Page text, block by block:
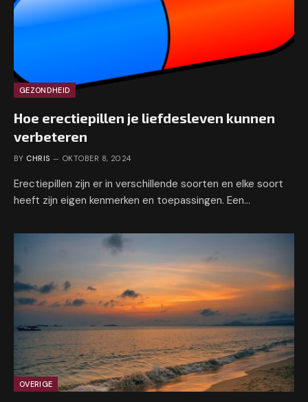
GEZONDHEID
Hoe erectiepillen je liefdesleven kunnen
verbeteren
BY CHRIS OKTOBER 8, 2024
Erectiepillen zijn er in verschillende soorten en elke soort
heeft zijn eigen kenmerken en toepassingen. Een…
OVERIGE